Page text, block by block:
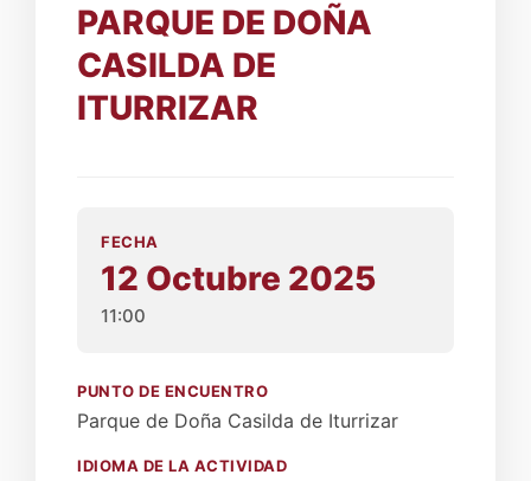
PARQUE DE DOÑA
CASILDA DE
ITURRIZAR
FECHA
12 Octubre 2025
11:00
PUNTO DE ENCUENTRO
Parque de Doña Casilda de Iturrizar
IDIOMA DE LA ACTIVIDAD